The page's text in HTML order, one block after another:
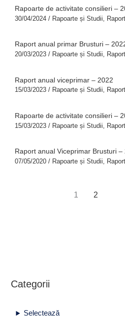
Rapoarte de activitate consilieri –
30/04/2024 / Rapoarte și Studii
Raport anual primar Brusturi –
20/03/2023 / Rapoarte și Studii,
Raport anual viceprimar – 2022
15/03/2023 / Rapoarte și Studii,
Rapoarte de activitate consilieri –
15/03/2023 / Rapoarte și Studii
Raport anual Viceprimar Brusturi –
07/05/2020 / Rapoarte și Studii,
1 2
Categorii
Selectează